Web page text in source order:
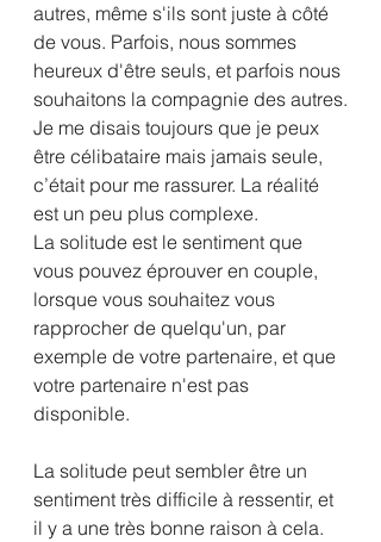
autres, même s'ils sont juste à côté
de vous. Parfois, nous sommes
heureux d'être seuls, et parfois nous
souhaitons la compagnie des autres.
Je me disais toujours que je peux
être célibataire mais jamais seule,
c’était pour me rassurer. La réalité
est un peu plus complexe.
La solitude est le sentiment que
vous pouvez éprouver en couple,
lorsque vous souhaitez vous
rapprocher de quelqu'un, par
exemple de votre partenaire, et que
votre partenaire n'est pas
disponible.
La solitude peut sembler être un
sentiment très difficile à ressentir, et
il y a une très bonne raison à cela.